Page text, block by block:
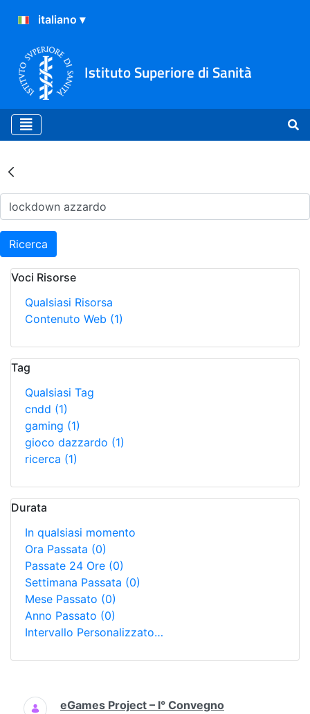
Istituto Superiore di Sanità
Risultati della Ricerca -
Ricerca
Voci Risorse
Qualsiasi Risorsa
Contenuto Web (1)
Tag
Qualsiasi Tag
cndd (1)
gaming (1)
gioco dazzardo (1)
ricerca (1)
Durata
In qualsiasi momento
Ora Passata (0)
Passate 24 Ore (0)
Settimana Passata (0)
Mese Passato (0)
Anno Passato (0)
Intervallo Personalizzato…
Ricerca
eGames Project – I° Convegno